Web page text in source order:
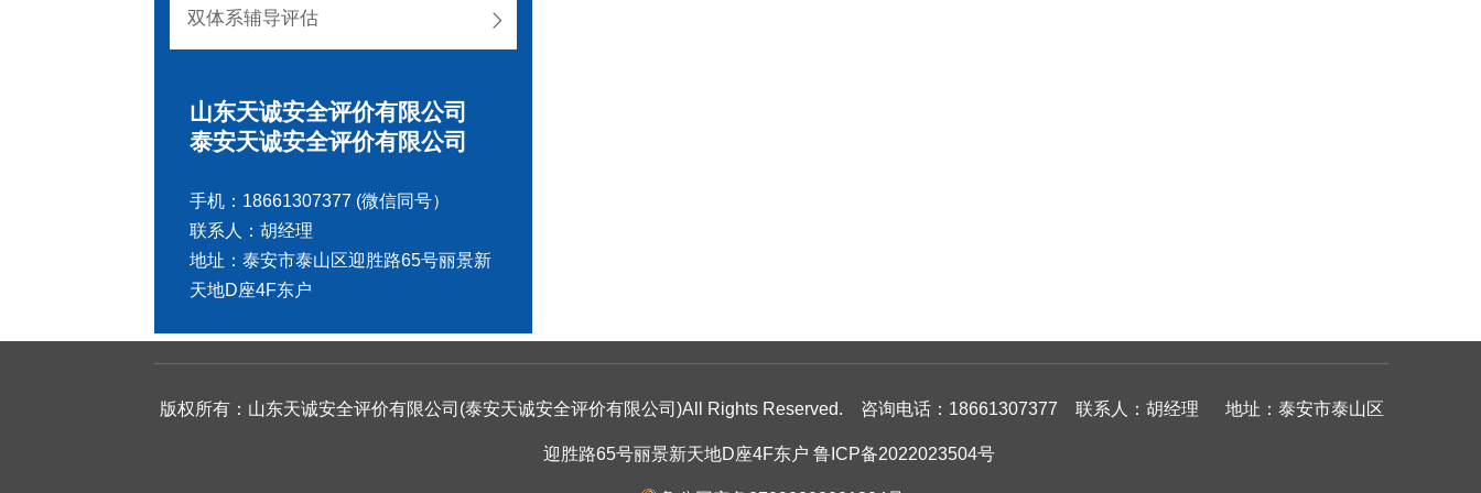
双体系辅导评估 
山东天诚安全评价有限公司
泰安天诚安全评价有限公司
手机：18661307377 (微信同号）
联系人：胡经理
地址：泰安市泰山区迎胜路65号丽景新
天地D座4F东户
版权所有：山东天诚安全评价有限公司(泰安天诚安全评价有限公司)All Rights Reserved. 咨询电话：18661307377 联系人：胡经理 地址：泰安市泰山区
迎胜路65号丽景新天地D座4F东户 鲁ICP备2022023504号